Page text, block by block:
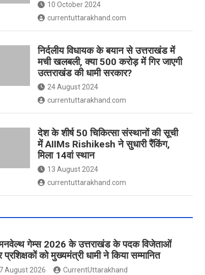
10 October 2024
currentuttarakhand.com
निर्दलीय विधायक के बयान से उत्तराखंड में
मची खलबली, क्‍या 500 करोड़ में गिर जाएगी
उत्‍तराखंड की धामी सरकार?
24 August 2024
currentuttarakhand.com
देश के शीर्ष 50 चिकित्सा संस्थानों की सूची
में AIIMs Rishikesh ने सुधारी रैंकिंग,
मिला 14वां स्थान
13 August 2024
currentuttarakhand.com
गेम्स 2026 के उत्तराखंड के पदक विजेताओं
को मुख्यमंत्री धामी ने किया सम्मानित
7 August 2026 CurrentUttarakhand